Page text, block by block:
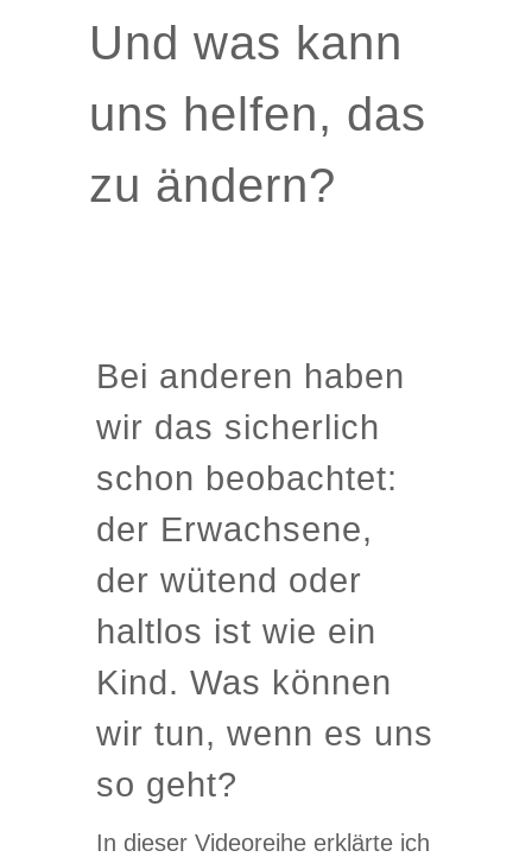
Und was kann
uns helfen, das
zu ändern?
Bei anderen haben
wir das sicherlich
schon beobachtet:
der Erwachsene,
der wütend oder
haltlos ist wie ein
Kind. Was können
wir tun, wenn es uns
so geht?
In dieser Videoreihe erklärte ich